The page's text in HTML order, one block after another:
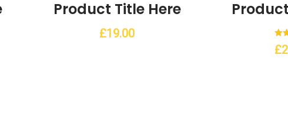
Product Title Here
£19.00
£